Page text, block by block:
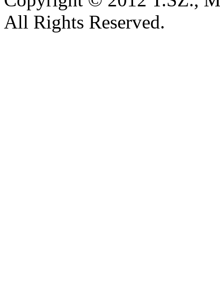
All Rights Reserved.